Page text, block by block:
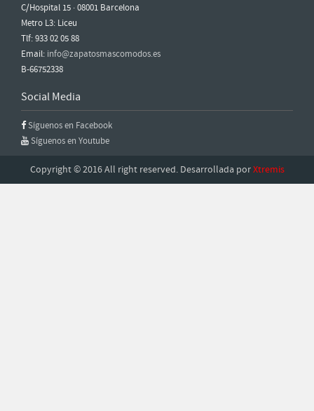
C/Hospital 15 · 08001 Barcelona
Metro L3: Liceu
Tlf: 933 02 05 88
Email: info@zapatosmascomodos.es
B-66752338
Social Media
Síguenos en Facebook
Síguenos en Youtube
Copyright © 2016 All right reserved. Desarrollada porXtremis